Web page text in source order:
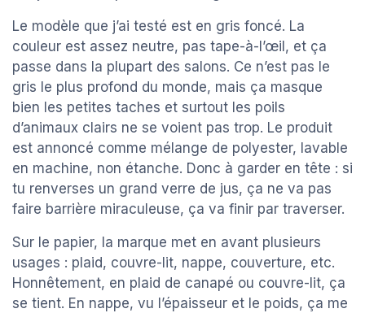
Le modèle que j’ai testé est en gris foncé. La
couleur est assez neutre, pas tape-à-l’œil, et ça
passe dans la plupart des salons. Ce n’est pas le
gris le plus profond du monde, mais ça masque
bien les petites taches et surtout les poils
d’animaux clairs ne se voient pas trop. Le produit
est annoncé comme mélange de polyester, lavable
en machine, non étanche. Donc à garder en tête : si
tu renverses un grand verre de jus, ça ne va pas
faire barrière miraculeuse, ça va finir par traverser.
Sur le papier, la marque met en avant plusieurs
usages : plaid, couvre-lit, nappe, couverture, etc.
Honnêtement, en plaid de canapé ou couvre-lit, ça
se tient. En nappe, vu l’épaisseur et le poids, ça me